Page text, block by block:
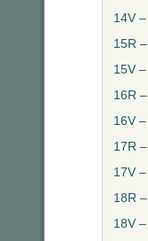
14V
15R
15V
16R –
16V –
17R
17V
18R
18V –